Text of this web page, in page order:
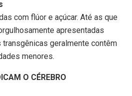
com flúor e açúcar. Até as que
apresentadas
geralmente contêm
menores.
O CÉREBRO